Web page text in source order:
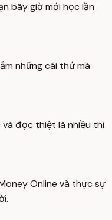
bây giờ mới học lần
những cái thứ mà
và đọc thiệt là nhiều thì
Online và thực sự